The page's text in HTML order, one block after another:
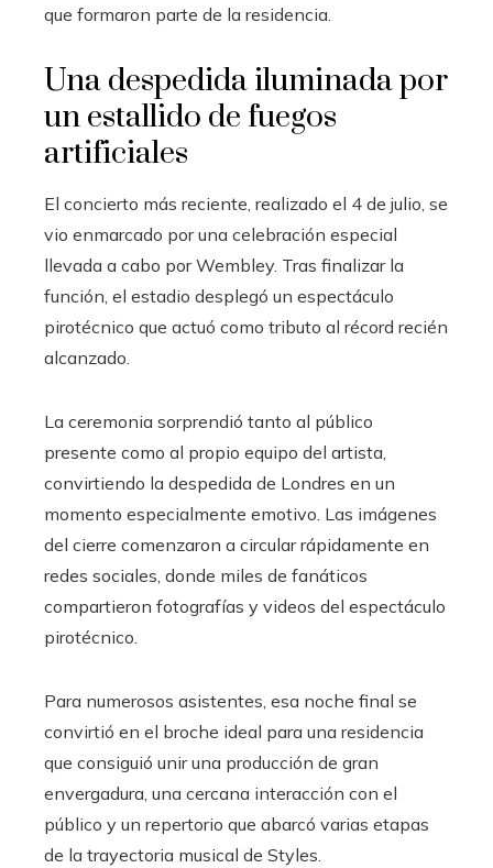
que formaron parte de la residencia.
Una despedida iluminada por
un estallido de fuegos
artificiales
El concierto más reciente, realizado el 4 de julio, se
vio enmarcado por una celebración especial
llevada a cabo por Wembley. Tras finalizar la
función, el estadio desplegó un espectáculo
pirotécnico que actuó como tributo al récord recién
alcanzado.
La ceremonia sorprendió tanto al público
presente como al propio equipo del artista,
convirtiendo la despedida de Londres en un
momento especialmente emotivo. Las imágenes
del cierre comenzaron a circular rápidamente en
redes sociales, donde miles de fanáticos
compartieron fotografías y videos del espectáculo
pirotécnico.
Para numerosos asistentes, esa noche final se
convirtió en el broche ideal para una residencia
que consiguió unir una producción de gran
envergadura, una cercana interacción con el
público y un repertorio que abarcó varias etapas
de la trayectoria musical de Styles.